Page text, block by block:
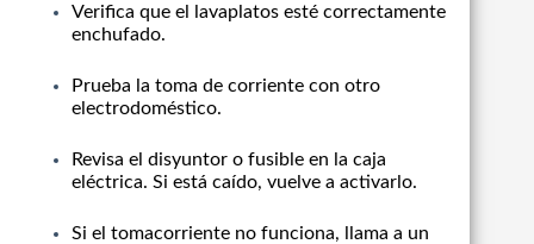
Verifica que el lavaplatos esté correctamente
enchufado.
Prueba la toma de corriente con otro
electrodoméstico.
Revisa el disyuntor o fusible en la caja
eléctrica. Si está caído, vuelve a activarlo.
Si el tomacorriente no funciona, llama a un